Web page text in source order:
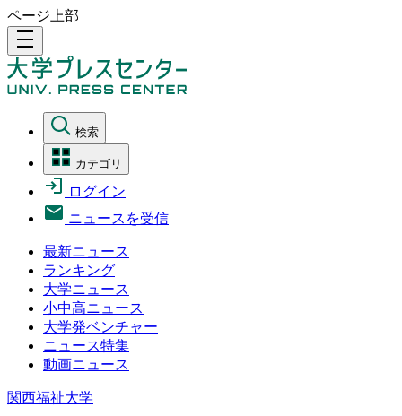
ページ上部
density_medium
検索
カテゴリ
ログイン
ニュースを受信
最新ニュース
ランキング
大学ニュース
小中高ニュース
大学発ベンチャー
ニュース特集
動画ニュース
関西福祉大学